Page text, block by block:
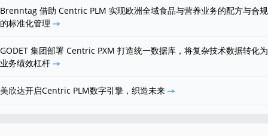
Brenntag 借助 Centric PLM 实现欧洲全域食品与营养业务的配方与合规
的标准化管理
GODET 集团部署 Centric PXM 打造统一数据库，将复杂技术数据转化为
业务绩效杠杆
美欣达开启Centric PLM数字引擎，织造未来